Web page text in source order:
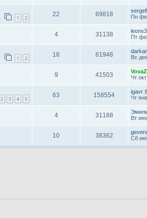
1 2
22 69818
sergefl
Пн
4 31138
Пт
1 2
18 61948
Вс
9 41503
VovaZ
Чт
2 3 4 5
63 158554
igavr
Чт
4 31188
Вт
10 38362
Сб